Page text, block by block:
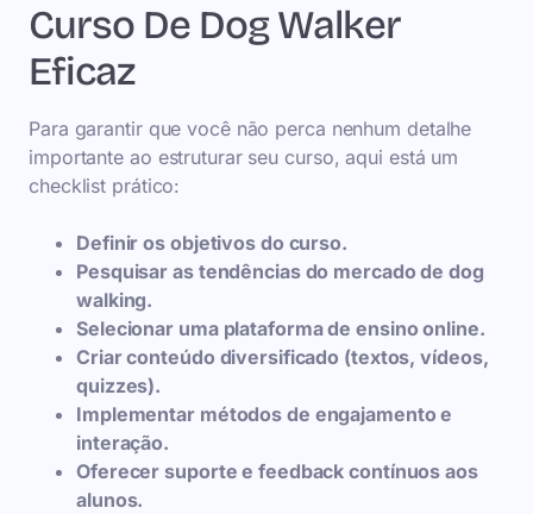
Curso De Dog Walker
Eficaz
Para garantir que você não perca nenhum detalhe
importante ao estruturar seu curso, aqui está um
checklist prático:
Definir os objetivos do curso.
Pesquisar as tendências do mercado de dog
walking.
Selecionar uma plataforma de ensino online.
Criar conteúdo diversificado (textos, vídeos,
quizzes).
Implementar métodos de engajamento e
interação.
Oferecer suporte e feedback contínuos aos
alunos.